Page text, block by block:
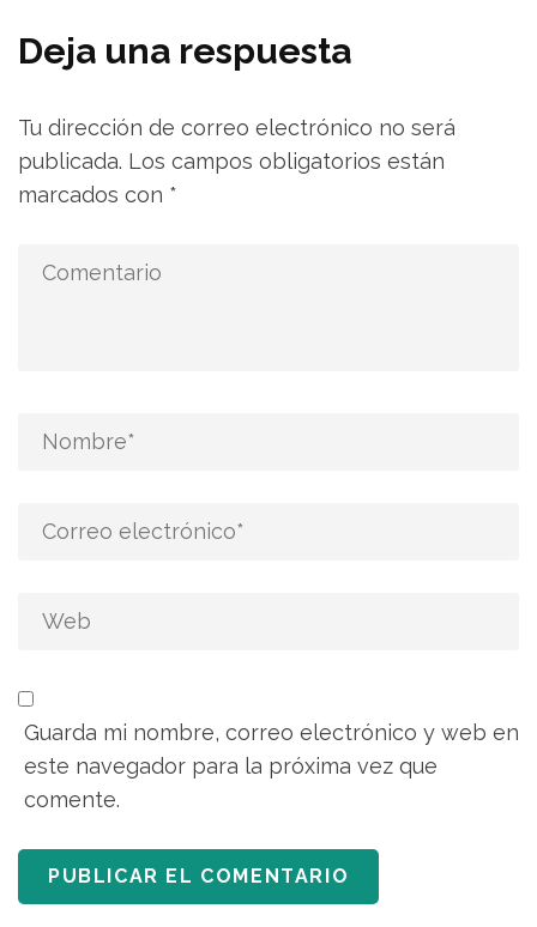
entradas
Deja una respuesta
Tu dirección de correo electrónico no será
publicada. Los campos obligatorios están
marcados con *
Guarda mi nombre, correo electrónico y web en
este navegador para la próxima vez que
comente.